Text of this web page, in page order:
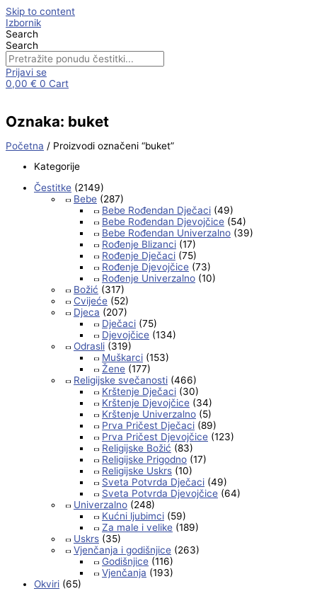
Skip to content
Izbornik
Search
Search
Prijavi se
0,00 € 0 Cart
Oznaka: buket
Početna / Proizvodi označeni “buket”
Kategorije
Čestitke (2149)
Bebe (287)
Bebe Rođendan Dječaci (49)
Bebe Rođendan Djevojčice (54)
Bebe Rođendan Univerzalno (39)
Rođenje Blizanci (17)
Rođenje Dječaci (75)
Rođenje Djevojčice (73)
Rođenje Univerzalno (10)
Božić (317)
Cvijeće (52)
Djeca (207)
Dječaci (75)
Djevojčice (134)
Odrasli (319)
Muškarci (153)
Žene (177)
Religijske svečanosti (466)
Krštenje Dječaci (30)
Krštenje Djevojčice (34)
Krštenje Univerzalno (5)
Prva Pričest Dječaci (89)
Prva Pričest Djevojčice (123)
Religijske Božić (83)
Religijske Prigodno (17)
Religijske Uskrs (10)
Sveta Potvrda Dječaci (49)
Sveta Potvrda Djevojčice (64)
Univerzalno (248)
Kućni ljubimci (59)
Za male i velike (189)
Uskrs (35)
Vjenčanja i godišnjice (263)
Godišnjice (116)
Vjenčanja (193)
Okviri (65)